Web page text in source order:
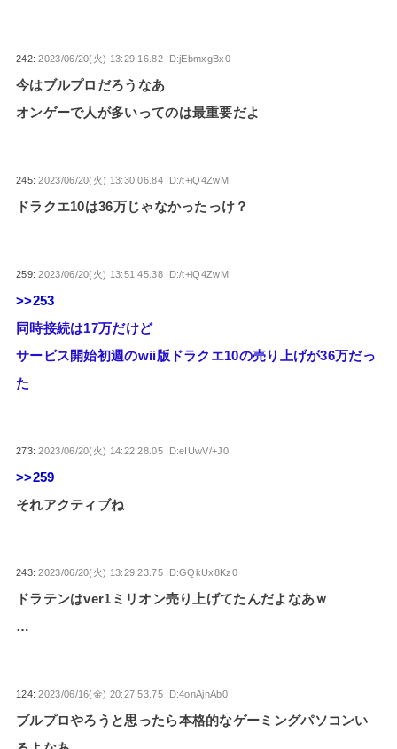
242:2023/06/20(火) 13:29:16.82 ID:jEbmxgBx0
今はブルプロだろうなあ
オンゲーで人が多いってのは最重要だよ
245:2023/06/20(火) 13:30:06.84 ID:/t+iQ4ZwM
ドラクエ10は36万じゃなかったっけ？
259:2023/06/20(火) 13:51:45.38 ID:/t+iQ4ZwM
>>253
同時接続は17万だけど
サービス開始初週のwii版ドラクエ10の売り上げが36万だっ
た
273:2023/06/20(火) 14:22:28.05 ID:eIUwV/+J0
>>259
それアクティブね
243:2023/06/20(火) 13:29:23.75 ID:GQkUx8Kz0
ドラテンはver1ミリオン売り上げてたんだよなあｗ
…
124:2023/06/16(金) 20:27:53.75 ID:4onAjnAb0
ブルプロやろうと思ったら本格的なゲーミングパソコンい